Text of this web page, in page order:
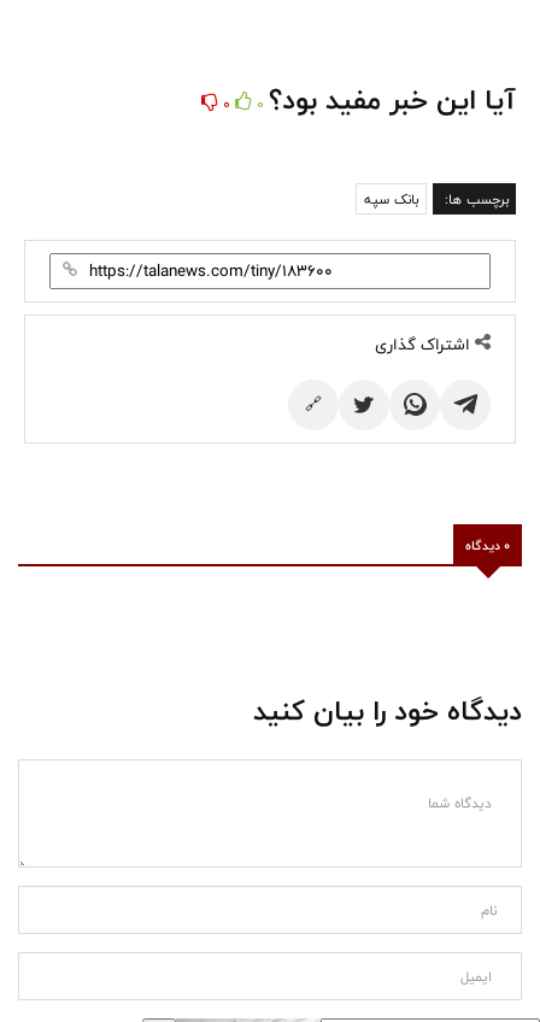
آیا این خبر مفید بود؟ 0
0
برچسب ها: بانک سپه
اشتراک گذاری
🔗
0 دیدگاه
دیدگاه خود را بیان کنید